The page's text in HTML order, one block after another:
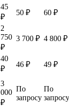
45
₽
50 ₽ 60 ₽
2
750
₽
3 700 ₽ 4 800 ₽
40
₽
46 ₽
49 ₽
3
000
₽
По
запросу
По
запросу